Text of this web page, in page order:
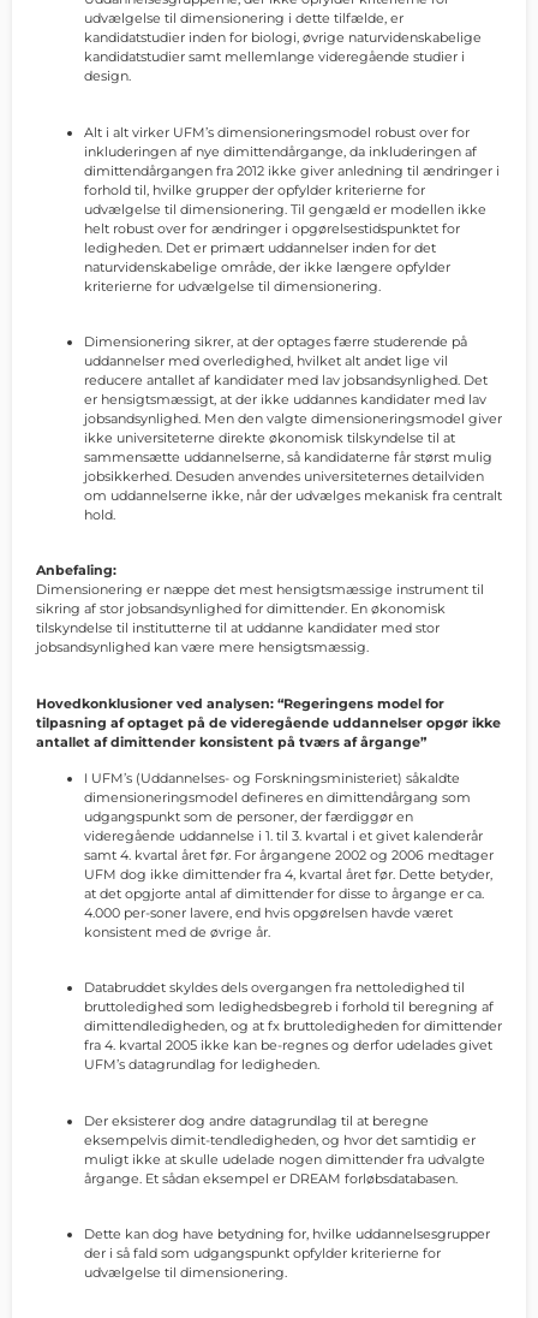
udvælgelse til dimensionering i dette tilfælde, er
kandidatstudier inden for biologi, øvrige naturvidenskabelige
kandidatstudier samt mellemlange videregående studier i
design.
Alt i alt virker UFM’s dimensioneringsmodel robust over for
inkluderingen af nye dimittendårgange, da inkluderingen af
dimittendårgangen fra 2012 ikke giver anledning til ændringer i
forhold til, hvilke grupper der opfylder kriterierne for
udvælgelse til dimensionering. Til gengæld er modellen ikke
helt robust over for ændringer i opgørelsestidspunktet for
ledigheden. Det er primært uddannelser inden for det
naturvidenskabelige område, der ikke længere opfylder
kriterierne for udvælgelse til dimensionering.
Dimensionering sikrer, at der optages færre studerende på
uddannelser med overledighed, hvilket alt andet lige vil
reducere antallet af kandidater med lav jobsandsynlighed. Det
er hensigtsmæssigt, at der ikke uddannes kandidater med lav
jobsandsynlighed. Men den valgte dimensioneringsmodel giver
ikke universiteterne direkte økonomisk tilskyndelse til at
sammensætte uddannelserne, så kandidaterne får størst mulig
jobsikkerhed. Desuden anvendes universiteternes detailviden
om uddannelserne ikke, når der udvælges mekanisk fra centralt
hold.
Anbefaling:
Dimensionering er næppe det mest hensigtsmæssige instrument til
sikring af stor jobsandsynlighed for dimittender. En økonomisk
tilskyndelse til institutterne til at uddanne kandidater med stor
jobsandsynlighed kan være mere hensigtsmæssig.
Hovedkonklusioner ved analysen: “Regeringens model for
tilpasning af optaget på de videregående uddannelser opgør ikke
antallet af dimittender konsistent på tværs af årgange”
I UFM’s (Uddannelses- og Forskningsministeriet) såkaldte
dimensioneringsmodel defineres en dimittendårgang som
udgangspunkt som de personer, der færdiggør en
videregående uddannelse i 1. til 3. kvartal i et givet kalenderår
samt 4. kvartal året før. For årgangene 2002 og 2006 medtager
UFM dog ikke dimittender fra 4, kvartal året før. Dette betyder,
at det opgjorte antal af dimittender for disse to årgange er ca.
4.000 per-soner lavere, end hvis opgørelsen havde været
konsistent med de øvrige år.
Databruddet skyldes dels overgangen fra nettoledighed til
bruttoledighed som ledighedsbegreb i forhold til beregning af
dimittendledigheden, og at fx bruttoledigheden for dimittender
fra 4. kvartal 2005 ikke kan be-regnes og derfor udelades givet
UFM’s datagrundlag for ledigheden.
Der eksisterer dog andre datagrundlag til at beregne
eksempelvis dimit-tendledigheden, og hvor det samtidig er
muligt ikke at skulle udelade nogen dimittender fra udvalgte
årgange. Et sådan eksempel er DREAM forløbsdatabasen.
Dette kan dog have betydning for, hvilke uddannelsesgrupper
der i så fald som udgangspunkt opfylder kriterierne for
udvælgelse til dimensionering.